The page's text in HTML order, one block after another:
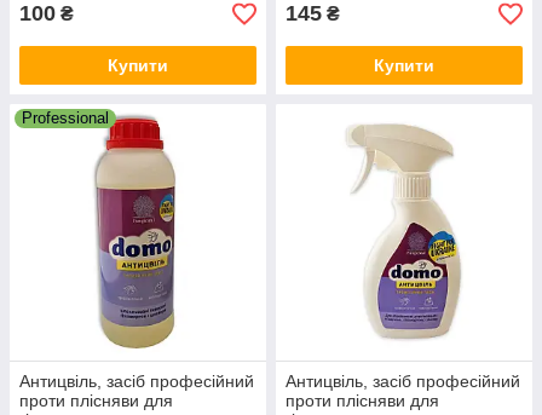
100 ₴
Купити
145 ₴
Купити
Professional
Антицвіль, засіб професійний
проти плісняви для
Антицвіль, засіб професійний
проти плісняви для